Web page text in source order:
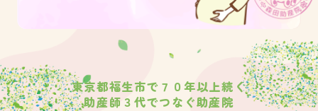
東京都福生市で７０年以上続く
助産師３代でつなぐ助産院